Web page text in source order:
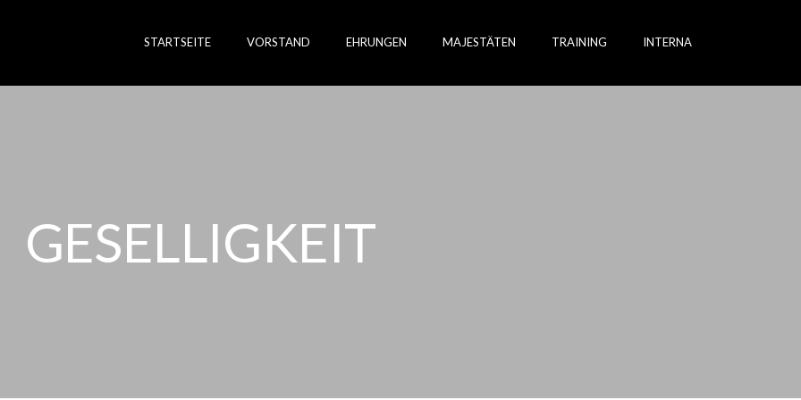
STARTSEITE VORSTAND EHRUNGEN MAJESTÄTEN TRAINING INTERNA
GESELLIGKEIT